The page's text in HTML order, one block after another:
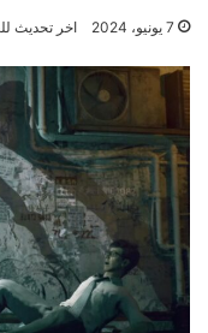
7 يونيو، 2024 اخر تحديث للخبر: 8